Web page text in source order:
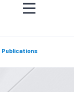
Publications